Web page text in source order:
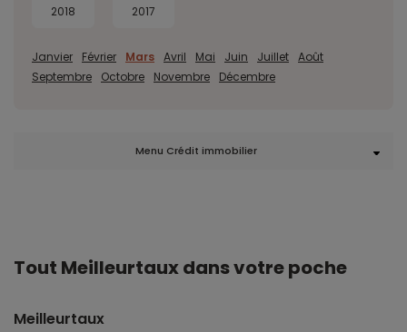
2018 2017
Janvier Février Mars Avril Mai Juin Juillet Août
Septembre
Octobre Novembre Décembre
Menu Crédit immobilier
Tout Meilleurtaux dans votre poche
Meilleurtaux